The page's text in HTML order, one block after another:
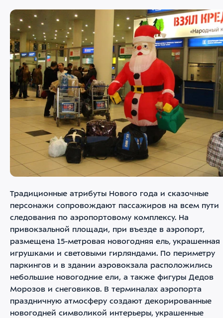
Традиционные атрибуты Нового года и сказочные
персонажи сопровождают пассажиров на всем пути
следования по аэропортовому комплексу. На
привокзальной площади, при въезде в аэропорт,
размещена 15-метровая новогодняя ель, украшенная
игрушками и световыми гирляндами. По периметру
паркингов и в здании аэровокзала расположились
небольшие новогодние ели, а также фигуры Дедов
Морозов и снеговиков. В терминалах аэропорта
праздничную атмосферу создают декорированные
новогодней символикой интерьеры, украшенные